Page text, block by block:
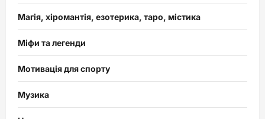
Магія, хіромантія, езотерика, таро, містика
Міфи та легенди
Мотивація для спорту
Музика